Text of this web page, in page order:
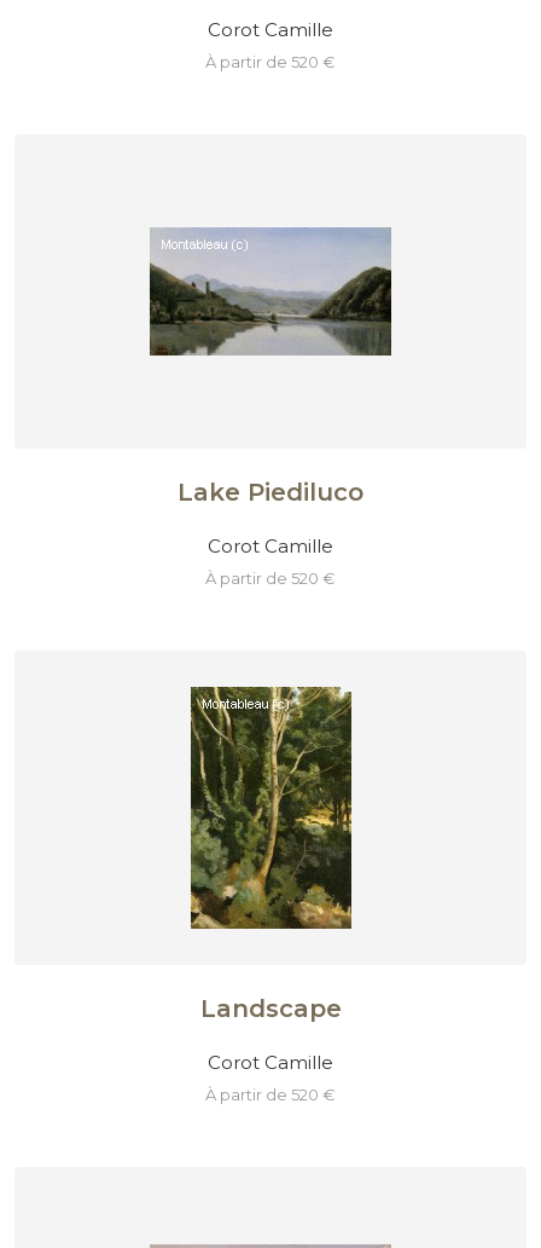
Corot Camille
à partir de 520 €
Lake Piediluco
Corot Camille
à partir de 520 €
Landscape
Corot Camille
à partir de 520 €